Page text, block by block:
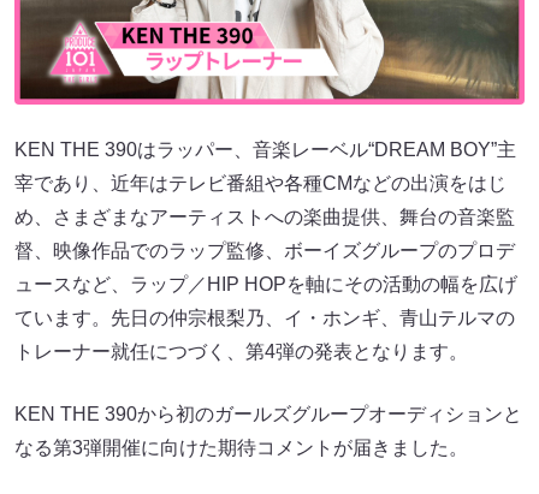
KEN THE 390はラッパー、音楽レーベル“DREAM BOY”主
宰であり、近年はテレビ番組や各種CMなどの出演をはじ
め、さまざまなアーティストへの楽曲提供、舞台の音楽監
督、映像作品でのラップ監修、ボーイズグループのプロデ
ュースなど、ラップ／HIP HOPを軸にその活動の幅を広げ
ています。先日の仲宗根梨乃、イ・ホンギ、青山テルマの
トレーナー就任につづく、第4弾の発表となります。
KEN THE 390から初のガールズグループオーディションと
なる第3弾開催に向けた期待コメントが届きました。